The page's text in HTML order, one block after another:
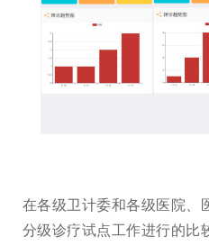
在各级卫计委和各级医院、
分级诊疗试点工作进行的比